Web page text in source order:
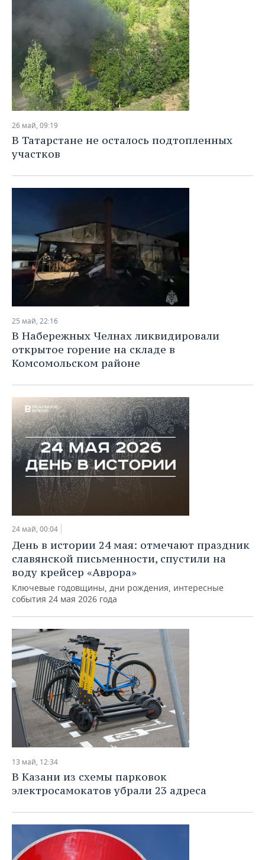
26 май, 09:19
В Татарстане не осталось подтопленных
участков
25 май, 22:16
В Набережных Челнах ликвидировали
открытое горение на складе в
Комсомольском районе
24 май, 00:04
День в истории 24 мая: отмечают праздник
славянской письменности, спустили на
воду крейсер «Аврора»
Ключевые годовщины, дни рождения, интересные
события 24 мая 2026 года
13 май, 12:34
В Казани из схемы парковок
электросамокатов убрали 23 адреса